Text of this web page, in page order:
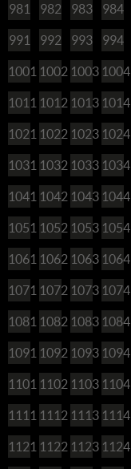
981 982 983 984
991 992 993 994
1001 1002 1003 1004
1011 1012 1013 1014
1021 1022 1023 1024
1031 1032 1033 1034
1041 1042 1043 1044
1051 1052 1053 1054
1061 1062 1063 1064
1071 1072 1073 1074
1081 1082 1083 1084
1091 1092 1093 1094
1101 1102 1103 1104
1111 1112 1113 1114
1121 1122 1123 1124